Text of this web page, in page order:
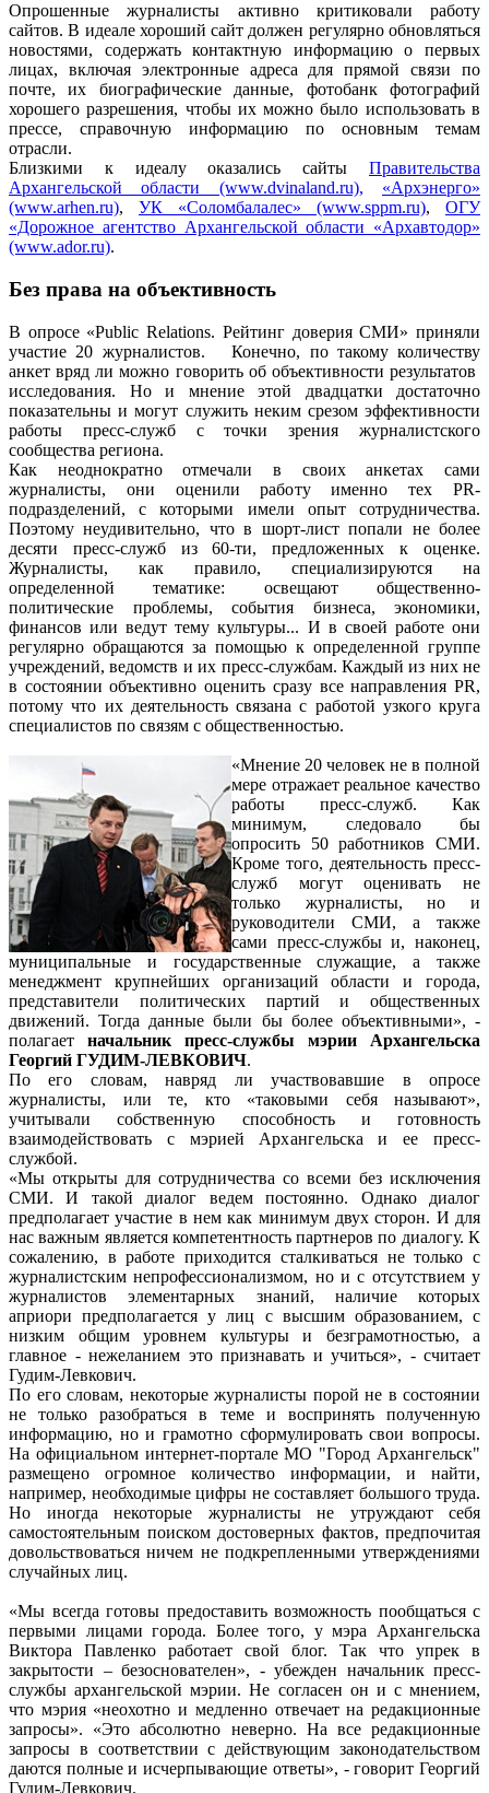
Опрошенные журналисты активно критиковали работу
сайтов. В идеале хороший сайт должен регулярно обновляться
новостями, содержать контактную информацию о первых
лицах, включая электронные адреса для прямой связи по
почте, их биографические данные, фотобанк фотографий
хорошего разрешения, чтобы их можно было использовать в
прессе, справочную информацию по основным темам
отрасли.
Близкими к идеалу оказались сайты Правительства
Архангельской области (www.dvinaland.ru),
«Архэнерго»
(www.arhen.ru), УК «Соломбалалес» (www.sppm.ru), ОГУ
«Дорожное агентство Архангельской области «Архавтодор»
(www.ador.ru).
Без права на объективность
В опросе «Public Relations. Рейтинг доверия СМИ» приняли
участие 20 журналистов. Конечно, по такому количеству
анкет вряд ли можно говорить об объективности результатов
исследования. Но и мнение этой двадцатки достаточно
показательны и могут служить неким срезом эффективности
работы пресс-служб с точки зрения журналистского
сообщества региона.
Как неоднократно отмечали в своих анкетах сами
журналисты, они оценили работу именно тех PR-
подразделений, с которыми имели опыт сотрудничества.
Поэтому неудивительно, что в шорт-лист попали не более
десяти пресс-служб из 60-ти, предложенных к оценке.
Журналисты, как правило, специализируются на
определенной тематике: освещают общественно-
политические проблемы, события бизнеса, экономики,
финансов или ведут тему культуры... И в своей работе они
регулярно обращаются за помощью к определенной группе
учреждений, ведомств и их пресс-службам. Каждый из них не
в состоянии объективно оценить сразу все направления PR,
потому что их деятельность связана с работой узкого круга
специалистов по связям с общественностью.
«Мнение 20 человек не в полной
мере отражает реальное качество
работы пресс-служб. Как
минимум, следовало бы
опросить 50 работников СМИ.
Кроме того, деятельность пресс-
служб могут оценивать не
только журналисты, но и
руководители СМИ, а также
сами пресс-службы и, наконец,
муниципальные и государственные служащие, а также
менеджмент крупнейших организаций области и города,
представители политических партий и общественных
движений. Тогда данные были бы более объективными», -
полагает начальник пресс-службы мэрии Архангельска
Георгий ГУДИМ-ЛЕВКОВИЧ.
По его словам, навряд ли участвовавшие в опросе
журналисты, или те, кто «таковыми себя называют»,
учитывали собственную способность и готовность
взаимодействовать с мэрией Архангельска и ее пресс-
службой.
«Мы открыты для сотрудничества со всеми без исключения
СМИ. И такой диалог ведем постоянно. Однако диалог
предполагает участие в нем как минимум двух сторон. И для
нас важным является компетентность партнеров по диалогу. К
сожалению, в работе приходится сталкиваться не только с
журналистским непрофессионализмом, но и с отсутствием у
журналистов элементарных знаний, наличие которых
априори предполагается у лиц с высшим образованием, с
низким общим уровнем культуры и безграмотностью, а
главное - нежеланием это признавать и учиться», - считает
Гудим-Левкович.
По его словам, некоторые журналисты порой не в состоянии
не только разобраться в теме и воспринять полученную
информацию, но и грамотно сформулировать свои вопросы.
На официальном интернет-портале МО "Город Архангельск"
размещено огромное количество информации, и найти,
например, необходимые цифры не составляет большого труда.
Но иногда некоторые журналисты не утруждают себя
самостоятельным поиском достоверных фактов, предпочитая
довольствоваться ничем не подкрепленными утверждениями
случайных лиц.
«Мы всегда готовы предоставить возможность пообщаться с
первыми лицами города. Более того, у мэра Архангельска
Виктора Павленко работает свой блог. Так что упрек в
закрытости – безоснователен», - убежден начальник пресс-
службы архангельской мэрии. Не согласен он и с мнением,
что мэрия «неохотно и медленно отвечает на редакционные
запросы». «Это абсолютно неверно. На все редакционные
запросы в соответствии с действующим законодательством
даются полные и исчерпывающие ответы», - говорит Георгий
Гудим-Левкович.